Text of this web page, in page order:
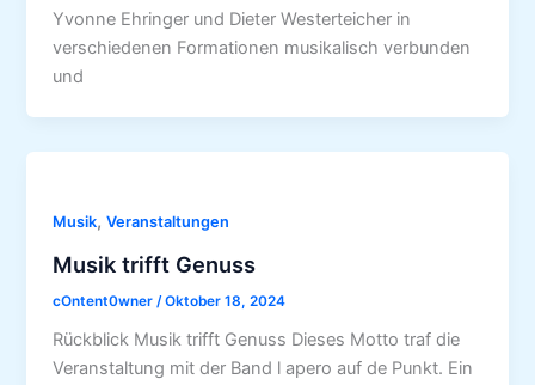
Yvonne Ehringer und Dieter Westerteicher in
verschiedenen Formationen musikalisch verbunden
und
Musik,Veranstaltungen
Musik trifft Genuss
cOntent0wner /Oktober 18, 2024
Rückblick Musik trifft Genuss Dieses Motto traf die
Veranstaltung mit der Band l apero auf de Punkt. Ein